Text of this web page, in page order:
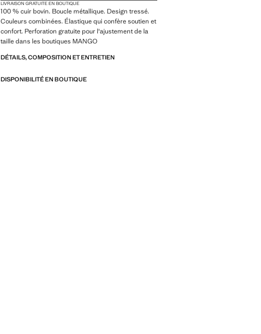
LIVRAISON GRATUITE EN BOUTIQUE
100 % cuir bovin. Boucle métallique. Design tressé.
Couleurs combinées. Élastique qui confère soutien et
confort. Perforation gratuite pour l'ajustement de la
taille dans les boutiques MANGO
DÉTAILS, COMPOSITION ET ENTRETIEN
DISPONIBILITÉ EN BOUTIQUE